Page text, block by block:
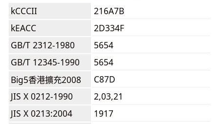
kCCCII
216A7B
kEACC
2D334F
GB/T 2312-1980
5654
GB/T 12345-1990
5654
Big5香港擴充2008
C87D
JIS X 0212-1990
2,03,21
JIS X 0213:2004
1917